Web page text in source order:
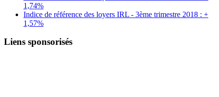
1,74%
Indice de référence des loyers IRL - 3ème trimestre 2018 : +
1,57%
Liens sponsorisés